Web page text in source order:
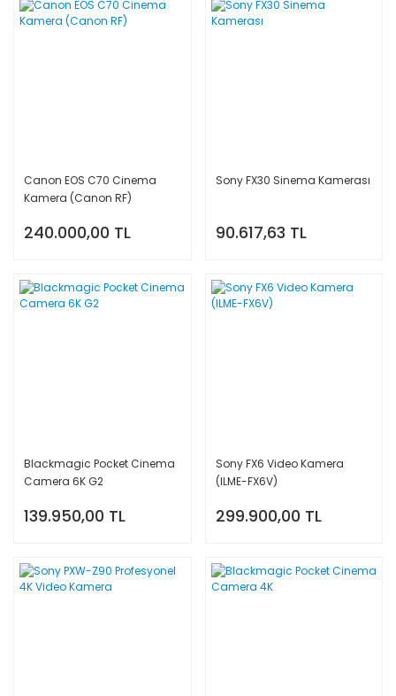
Canon EOS C70 Cinema
Kamera (Canon RF)
240.000,00 TL
Sony FX30 Sinema Kamerası
90.617,63 TL
Blackmagic Pocket Cinema
Camera 6K G2
139.950,00 TL
Sony FX6 Video Kamera
(ILME-FX6V)
299.900,00 TL